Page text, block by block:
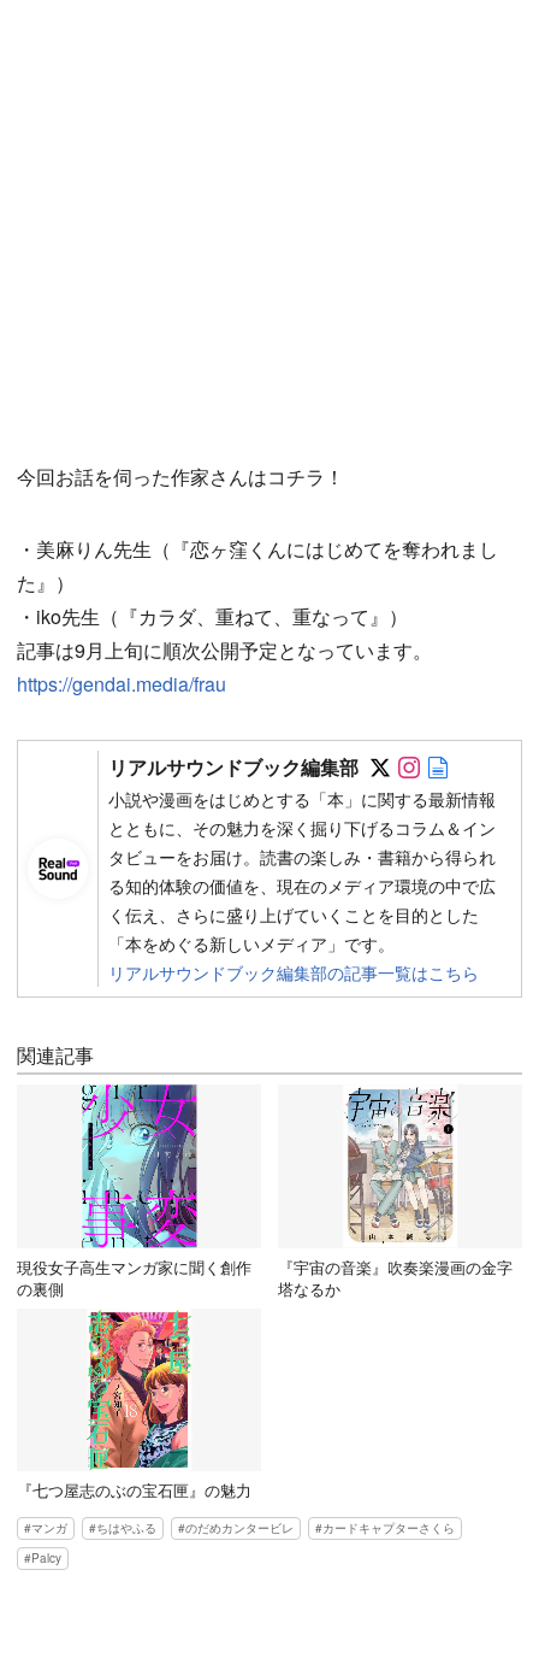
今回お話を伺った作家さんはコチラ！
・美麻りん先生（『恋ヶ窪くんにはじめてを奪われまし
た』）
・iko先生（『カラダ、重ねて、重なって』）
記事は9月上旬に順次公開予定となっています。
https://gendai.media/frau
リアルサウンドブック編集部 Follow on
Follow on
小説や漫画をはじめとする「本」に関する最新情報
とともに、その魅力を深く掘り下げるコラム＆イン
タビューをお届け。読書の楽しみ・書籍から得られ
る知的体験の価値を、現在のメディア環境の中で広
く伝え、さらに盛り上げていくことを目的とした
「本をめぐる新しいメディア」です。
リアルサウンドブック編集部の記事一覧はこちら
関連記事
現役女子高生マンガ家に聞く創作
の裏側
『宇宙の音楽』吹奏楽漫画の金字
塔なるか
『七つ屋志のぶの宝石匣』の魅力
マンガ ちはやふる のだめカンタービレ
カードキャプターさくら
Palcy